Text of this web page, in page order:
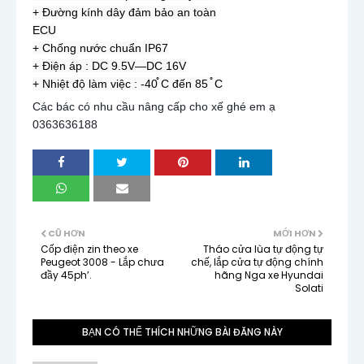
+ Đường kính dây đảm bảo an toàn
ECU
+ Chống nước chuẩn IP67
+ Điện áp : DC 9.5V—DC 16V
+ Nhiệt độ làm việc : -40֯ C đến 85 ֯ C
Các bác có nhu cầu nâng cấp cho xế ghé em ạ
0363636188
MỚI HƠN
Tháo cửa lùa tự động tự
chế, lắp cửa tự động chính
hãng Nga xe Hyundai
Solati
CŨ HƠN
Cốp điện zin theo xe
Peugeot 3008 - Lắp chưa
đầy 45ph’.
BẠN CÓ THỂ THÍCH NHỮNG BÀI ĐĂNG NÀY